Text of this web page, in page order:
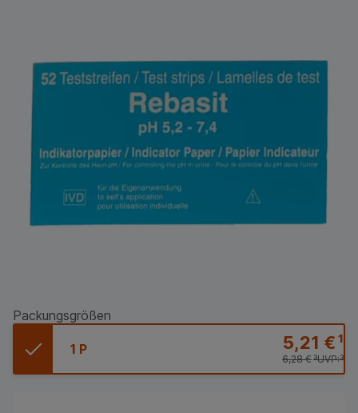
Packungsgrößen
1 P 5,21 €¹
UVP:³
6,28 €³